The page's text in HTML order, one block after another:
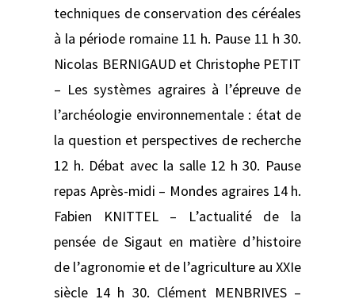
techniques de conservation des céréales
à la période romaine 11 h. Pause 11 h 30.
Nicolas BERNIGAUD et Christophe PETIT
– Les systèmes agraires à l’épreuve de
l’archéologie environnementale : état de
la question et perspectives de recherche
12 h. Débat avec la salle 12 h 30. Pause
repas Après-midi – Mondes agraires 14 h.
Fabien KNITTEL – L’actualité de la
pensée de Sigaut en matière d’histoire
de l’agronomie et de l’agriculture au XXIe
siècle 14 h 30. Clément MENBRIVES –